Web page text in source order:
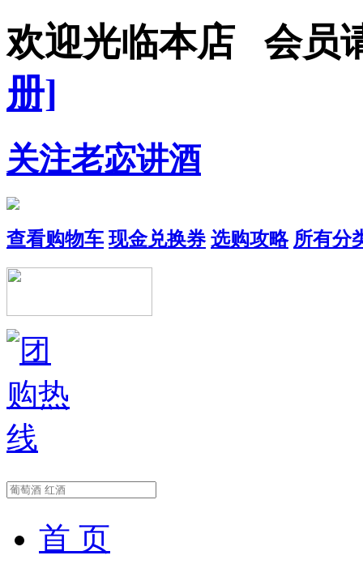
欢迎光临本店 会员
册]
关注老宓讲酒
查看购物车 现金兑换券 选购攻略 所有分
首 页